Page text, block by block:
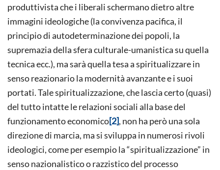
produttivista che i liberali schermano dietro altre
immagini ideologiche (la convivenza pacifica, il
principio di autodeterminazione dei popoli, la
supremazia della sfera culturale-umanistica su quella
tecnica ecc.), ma sarà quella tesa a spiritualizzare in
senso reazionario la modernità avanzante e i suoi
portati. Tale spiritualizzazione, che lascia certo (quasi)
del tutto intatte le relazioni sociali alla base del
funzionamento economico[2], non ha però una sola
direzione di marcia, ma si sviluppa in numerosi rivoli
ideologici, come per esempio la “spiritualizzazione” in
senso nazionalistico o razzistico del processo